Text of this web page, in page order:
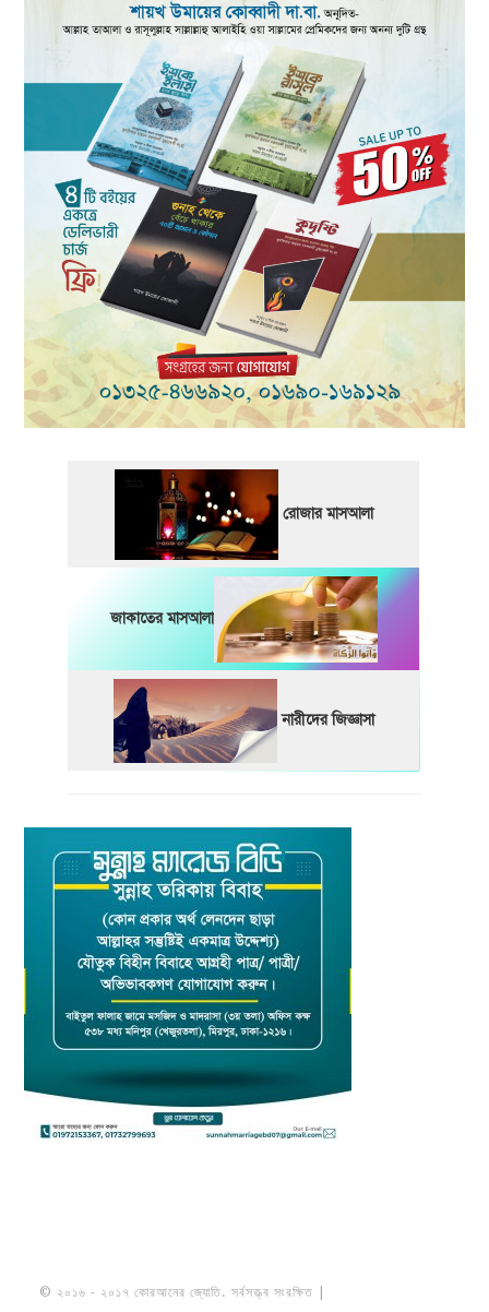
রোজার মাসআলা
জাকাতের মাসআলা
নারীদের জিজ্ঞাসা
© ২০১৬ - ২০১৭ কোরআনের জ্যোতি. সর্বসত্ত্ব সংরক্ষিত |